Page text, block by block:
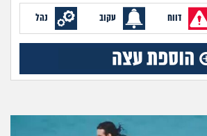
חברים ואנשים
בית, שכנים ושותפים
שומרים על הגוף
דווח עקוב נהל